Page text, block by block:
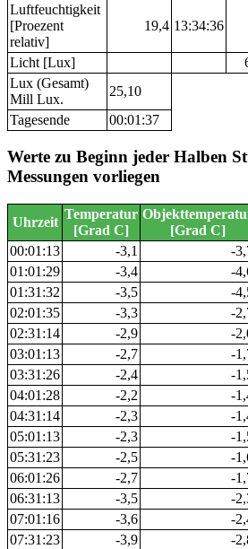
Luftfeuchtigkeit
[Proezent
relativ]
19,4 13:34:36
Licht [Lux]
Lux (Gesamt)
Mill Lux.
25,10
Tagesende
00:01:37
Werte zu Beginn jeder Halben
Messungen vorliegen
Uhrzeit
Temperatur
[Grad C]
[Grad C]
00:01:13
-3,1 -
01:01:29
-3,4 -
01:31:32
-3,5 -
02:01:35
-3,3 -
02:31:14
-2,9 -
03:01:13
-2,7 -
03:31:26
-2,4 -
04:01:28
-2,2 -
04:31:14
-2,3 -
05:01:13
-2,3 -
05:31:23
-2,5 -
06:01:26
-2,7 -
06:31:13
-3,5 -
07:01:16
-3,6 -
07:31:23
-3,9 -